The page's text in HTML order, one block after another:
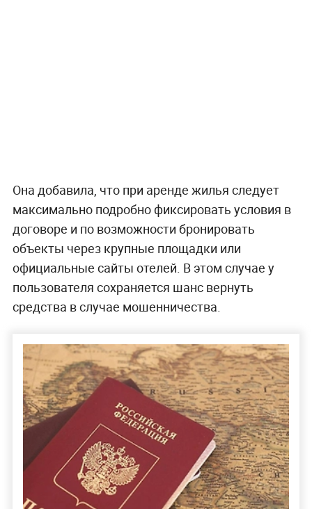
Она добавила, что при аренде жилья следует
максимально подробно фиксировать условия в
договоре и по возможности бронировать
объекты через крупные площадки или
официальные сайты отелей. В этом случае у
пользователя сохраняется шанс вернуть
средства в случае мошенничества.